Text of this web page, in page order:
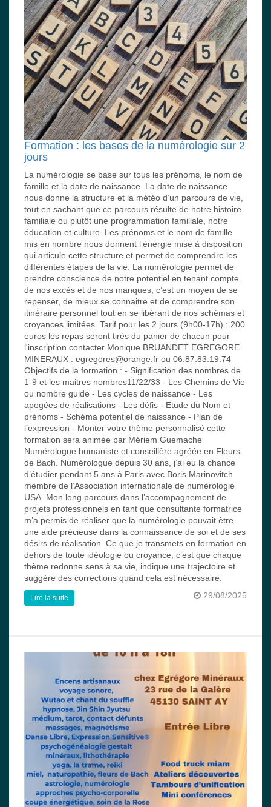
Formation : les bases de la numérologie sur 2
jours
La numérologie se base sur tous les prénoms, le nom de
famille et la date de naissance. La date de naissance
nous donne la structure et la météo d’un parcours de vie,
tout en sachant que ce parcours résulte de notre histoire
familiale ou plutôt une programmation familiale, notre
éducation et culture. Les prénoms et le nom de famille
mis en nombre nous donnent l’énergie mise à disposition
qui articule cette structure et permet de comprendre les
différentes étapes de la vie. La numérologie permet de
prendre conscience de notre potentiel en tenant compte
de nos excès et de nos manques, c’est un moyen de se
repenser, de mieux se connaitre et de comprendre son
itinéraire personnel tout en se libérant de nos schémas et
croyances limitées. Tarif pour les 2 jours (9h00-17h) : 200
euros les repas seront tirés du panier de chacun pour
l'inscription contacter Monique BRUANDET EGREGORE
MINERAUX : egregores@orange.fr ou 06.87.83.19.74
Objectifs de la formation : - Signification des nombres de
1-9 et les maitres nombres11/22/33 - Les Chemins de Vie
ou nombre guide - Les cycles de naissance - Les
apogées de réalisations - Les défis - Etude du Nom et
prénoms - Schéma potentiel de naissance - Plan de
l’expression - Monter votre thème personnalisé cette
formation sera animée par Mériem Guemache
Numérologue humaniste et conseillère agréée en Fleurs
de Bach. Numérologue depuis 30 ans, j’ai eu la chance
d’étudier pendant 5 ans à Paris avec Boris Marinovitch
membre de l’Association internationale de numérologie
USA. Mon long parcours dans l’accompagnement de
projets professionnels en tant que consultante formatrice
m’a permis de réaliser que la numérologie pouvait être
une aide précieuse dans la connaissance de soi et de ses
désirs de réalisation. Ce que je transmets en formation en
dehors de toute idéologie ou croyance, c’est que chaque
thème redonne sens à sa vie, indique une trajectoire et
suggère des corrections quand cela est nécessaire.
29/08/2025
Lire la suite